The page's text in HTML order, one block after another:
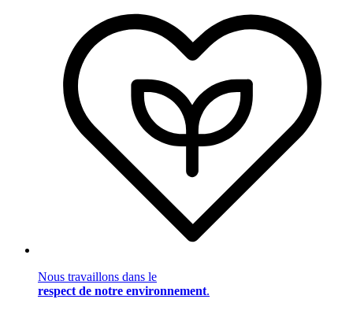
Nous travaillons dans le
respect de notre environnement.